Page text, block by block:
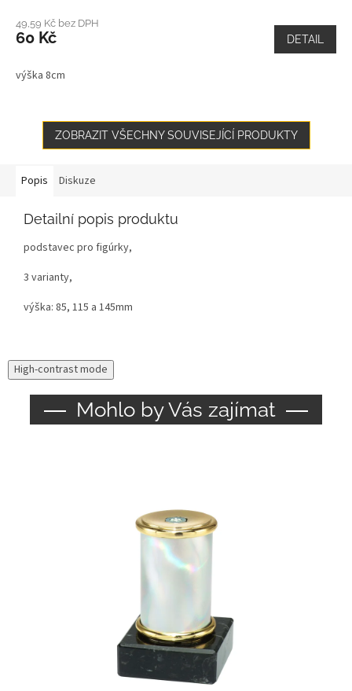
49,59 Kč bez DPH
60 Kč DETAIL
výška 8cm
ZOBRAZIT VŠECHNY SOUVISEJÍCÍ PRODUKTY
Popis Diskuze
Detailní popis produktu
podstavec pro figúrky,
3 varianty,
výška: 85, 115 a 145mm
High-contrast mode
Mohlo by Vás zajímat